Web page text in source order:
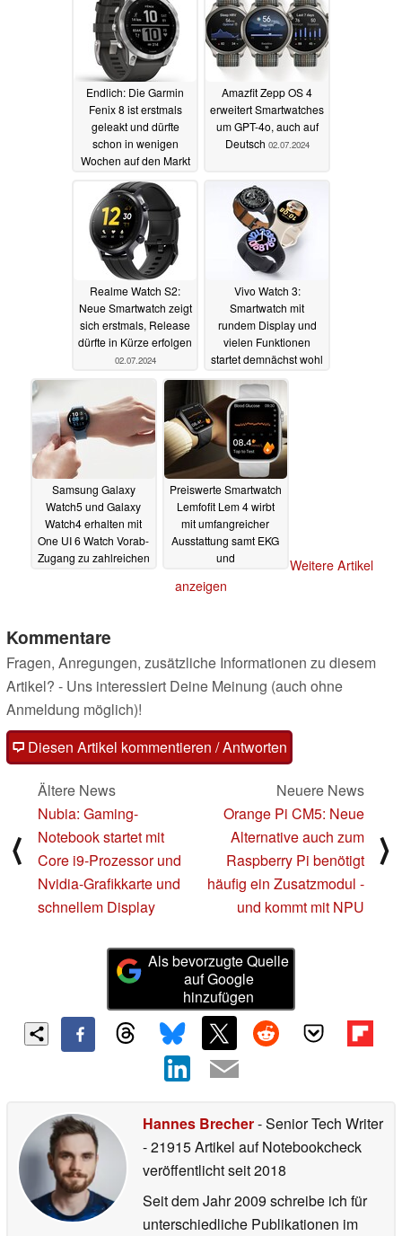
Endlich: Die Garmin
Fenix 8 ist erstmals
geleakt und dürfte
schon in wenigen
Wochen auf den Markt
zusätzlicher Version
03.07.2024
Amazfit Zepp OS 4
erweitert Smartwatches
um GPT-4o, auch auf
Deutsch 02.07.2024
Realme Watch S2:
Neue Smartwatch zeigt
sich erstmals, Release
dürfte in Kürze erfolgen
02.07.2024
Vivo Watch 3:
Smartwatch mit
rundem Display und
vielen Funktionen
startet demnächst wohl
01.07.2024
Samsung Galaxy
Watch5 und Galaxy
Watch4 erhalten mit
One UI 6 Watch Vorab-
Zugang zu zahlreichen
Preiswerte Smartwatch
Lemfofit Lem 4 wirbt
mit umfangreicher
Ausstattung samt EKG
und
30.06.2024
Weitere Artikel
anzeigen
Kommentare
Fragen, Anregungen, zusätzliche Informationen zu diesem
Artikel? - Uns interessiert Deine Meinung (auch ohne
Anmeldung möglich)!
Diesen Artikel kommentieren / Antworten
⟨
Ältere News
Nubia: Gaming-
Notebook startet mit
Core i9-Prozessor und
Nvidia-Grafikkarte und
schnellem Display
Neuere News
Orange Pi CM5: Neue
Alternative auch zum
Raspberry Pi benötigt
häufig ein Zusatzmodul -
und kommt mit NPU
⟩
Als bevorzugte Quelle
auf Google
hinzufügen
Hannes Brecher- Senior Tech Writer
- 21915 Artikel auf Notebookcheck
veröffentlichtseit 2018
Seit dem Jahr 2009 schreibe ich für
unterschiedliche Publikationen im